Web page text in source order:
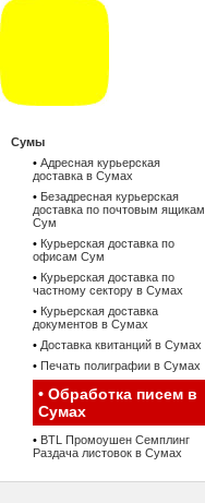
Сумы
• Адресная курьерская
доставка в Сумах
• Безадресная курьерская
доставка по почтовым ящикам
Сум
• Курьерская доставка по
офисам Сум
• Курьерская доставка по
частному сектору в Сумах
• Курьерская доставка
документов в Сумах
• Доставка квитанций в Сумах
• Печать полиграфии в Сумах
• Обработка писем в
Сумах
• BTL Промоушен Семплинг
Раздача листовок в Сумах